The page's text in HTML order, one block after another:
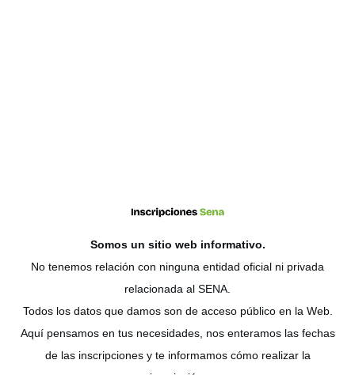
Somos un sitio web informativo.
No tenemos relación con ninguna entidad oficial ni privada
relacionada al SENA.
Todos los datos que damos son de acceso público en la Web.
Aquí pensamos en tus necesidades, nos enteramos las fechas
de las inscripciones y te informamos cómo realizar la